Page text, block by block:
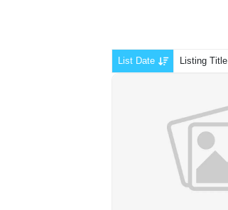
List Date Listing Title